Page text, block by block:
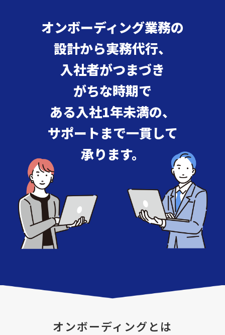
オンボーディング業務の
設計から実務代行、
入社者がつまづき
がちな時期で
ある入社1年未満の、
サポートまで一貫して
承ります。
オンボーディングとは